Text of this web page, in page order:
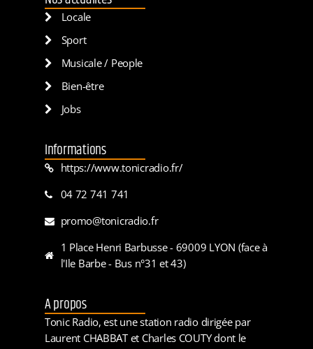
Locale
Sport
Musicale / People
Bien-être
Jobs
Informations
https://www.tonicradio.fr/
04 72 741 741
promo@tonicradio.fr
1 Place Henri Barbusse - 69009 LYON (face à
l'Ile Barbe - Bus n°31 et 43)
A propos
Tonic Radio, est une station radio dirigée par
Laurent CHABBAT et Charles COUTY dont le